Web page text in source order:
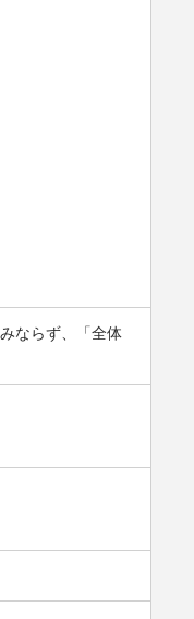
ならず、「全体